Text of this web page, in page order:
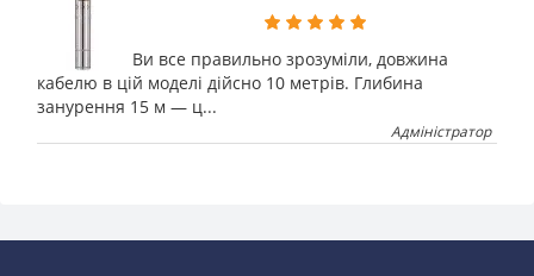
Ви все правильно зрозуміли, довжина
кабелю в цій моделі дійсно 10 метрів. Глибина
занурення 15 м — ц...
Адміністратор